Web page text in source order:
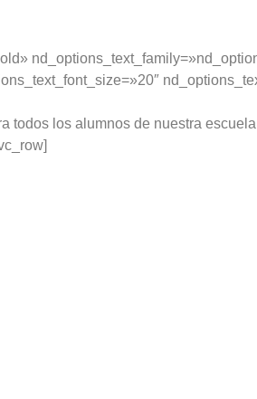
todos los alumnos de nuestra